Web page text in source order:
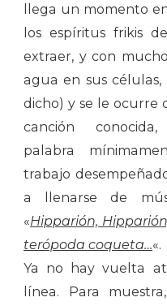
llega un momento
los espíritus frikis
extraer, y con
agua en sus
dicho) y se le ocurre
canción
palabra
trabajo
a llenarse de
«Hipparión,
terópoda coqueta…«.
Ya no hay vuelta
línea. Para